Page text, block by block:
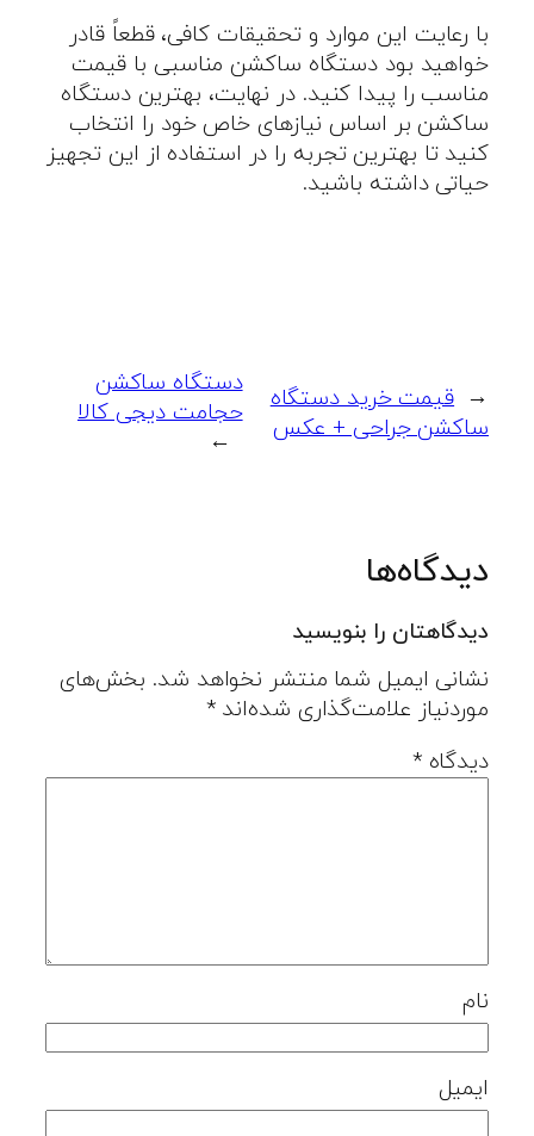
با رعایت این موارد و تحقیقات کافی، قطعاً قادر
خواهید بود دستگاه ساکشن مناسبی با قیمت
مناسب را پیدا کنید. در نهایت، بهترین دستگاه
ساکشن بر اساس نیازهای خاص خود را انتخاب
کنید تا بهترین تجربه را در استفاده از این تجهیز
حیاتی داشته باشید.
← قیمت خرید دستگاه
ساکشن جراحی + عکس
دستگاه ساکشن
حجامت دیجی کالا
→
دیدگاه‌ها
دیدگاهتان را بنویسید
نشانی ایمیل شما منتشر نخواهد شد. بخش‌های
موردنیاز علامت‌گذاری شده‌اند*
دیدگاه*
نام
ایمیل